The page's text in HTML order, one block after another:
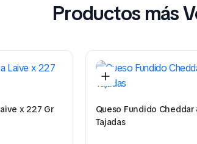
Productos más
x 227 Gr
Queso Fundido Cheddar
Tajadas